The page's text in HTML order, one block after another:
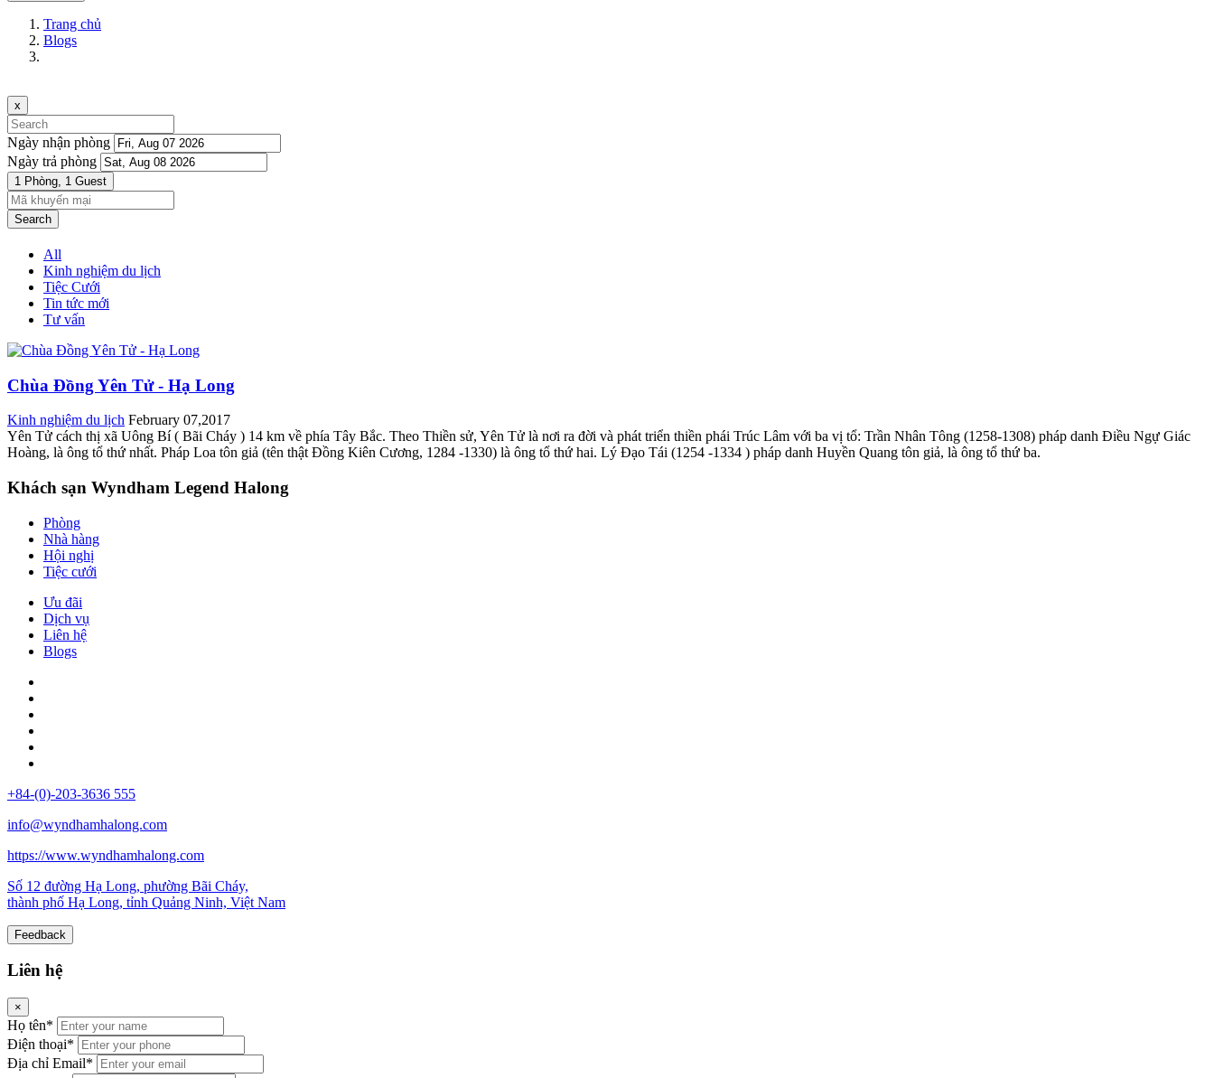
Trang chủ
Blogs
x
Ngày nhận phòng
Ngày trả phòng
1 Phòng, 1 Guest
Search
All
Kinh nghiệm du lịch
Tiệc Cưới
Tin tức mới
Tư vấn
Chùa Đồng Yên Tử - Hạ Long
Kinh nghiệm du lịch February 07,2017
Yên Tử cách thị xã Uông Bí ( Bãi Cháy ) 14 km về phía Tây Bắc. Theo Thiền sử, Yên Tử là nơi ra đời và phát triển thiền phái Trúc Lâm với ba vị tổ: Trần Nhân Tông (1258-1308) pháp danh Ðiều Ngự Giác
Hoàng, là ông tổ thứ nhất. Pháp Loa tôn giả (tên thật Ðồng Kiên Cương, 1284 -1330) là ông tổ thứ hai. Lý Ðạo Tái (1254 -1334 ) pháp danh Huyền Quang tôn giả, là ông tổ thứ ba.
Khách sạn Wyndham Legend Halong
Phòng
Nhà hàng
Hội nghị
Tiệc cưới
Ưu đãi
Dịch vụ
Liên hệ
Blogs
+84-(0)-203-3636 555
info@wyndhamhalong.com
https://www.wyndhamhalong.com
Số 12 đường Hạ Long, phường Bãi Cháy,
thành phố Hạ Long, tỉnh Quảng Ninh, Việt Nam
Feedback
Liên hệ
×
Họ tên*
Điện thoại*
Địa chỉ Email*